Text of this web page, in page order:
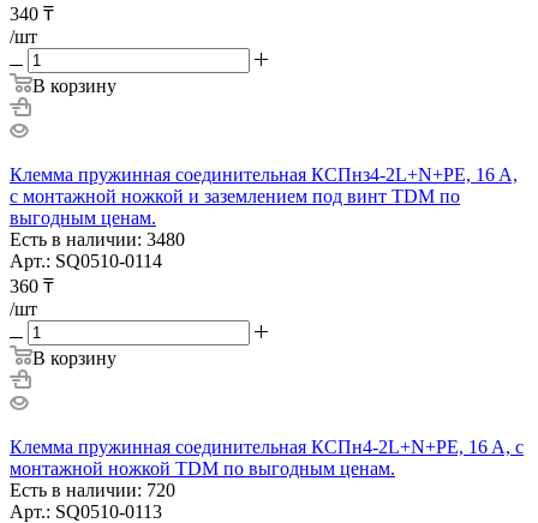
340 ₸
/шт
В корзину
Клемма пружинная соединительная КСПнз4-2L+N+PE, 16 A,
с монтажной ножкой и заземлением под винт TDM по
выгодным ценам.
Есть в наличии: 3480
Арт.: SQ0510-0114
360 ₸
/шт
В корзину
Клемма пружинная соединительная КСПн4-2L+N+PE, 16 A, с
монтажной ножкой TDM по выгодным ценам.
Есть в наличии: 720
Арт.: SQ0510-0113